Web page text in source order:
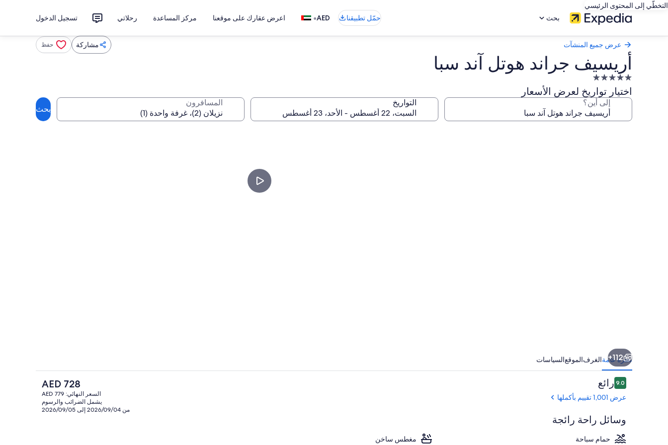
التخطّي إلى المحتوى الرئيسي
بحث
حمّل تطبيقنا AED
• اعرض عقارك على موقعنا مركز المساعدة رحلاتي تسجيل الدخول
عرض جميع المنشآت مشاركة حفظ
أريسيف جراند هوتل آند سبا
منشأة
فندقية
مصنفة
5.0
اختيار تواريخ لعرض الأسعار
إلى أين؟ التواريخ المسافرون
بحث
إطلالة على البحر/الشاطئ
112+
نظرة عامةالغرفالموقعالسياسات
التقييمات
9.09.0 من 10رائع
عرض 1,001 تقييم بأكملها
وسائل راحة رائجة
حمام سباحة
مغطس ساخن
السعر
الحالي
هو
AED
AED 728
السعر النهائي: AED 779
يشمل الضرائب والرسوم
من 2026/09/04 إلى 2026/09/05